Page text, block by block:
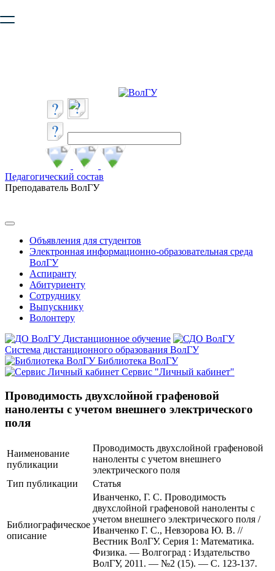
безопасную работу с сайтом. Пожалуйста
Педагогический состав
Преподаватель ВолГУ
Объявления для студентов
Электронная информационно-образовательная среда
ВолГУ
Аспиранту
Абитуриенту
Сотруднику
Выпускнику
Волонтеру
Дистанционное обучение
Система дистанционного образования ВолГУ
Библиотека ВолГУ
Сервис "Личный кабинет"
Проводимость двухслойной графеновой
наноленты с учетом внешнего электрического
поля
Наименование
публикации
Проводимость двухслойной графеновой
наноленты с учетом внешнего
электрического поля
Тип публикации
Статья
Библиографическое
описание
Иванченко, Г. С. Проводимость
двухслойной графеновой наноленты с
учетом внешнего электрического поля /
Иванченко Г. С., Невзорова Ю. В. //
Вестник ВолГУ. Серия 1: Математика.
Физика. — Волгоград : Издательство
ВолГУ, 2011. — №2 (15). — С. 123-137.